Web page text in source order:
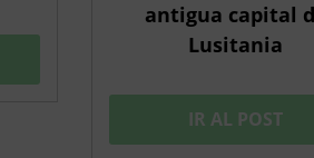
antigua capital
Lusitania
IR AL POST